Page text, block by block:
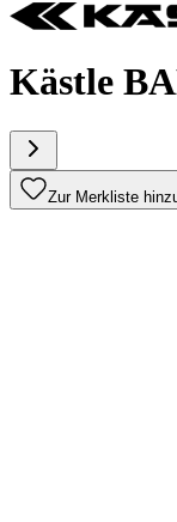
Kästle
Zur Merkliste